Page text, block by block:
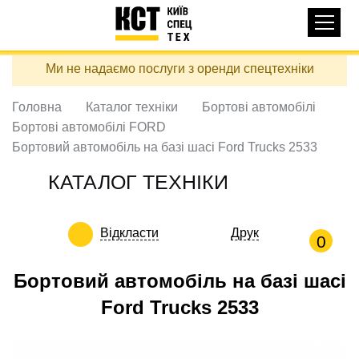
Перейти
вмісту
навигация
КАТАЛОГ ТЕХНІКИ
ДОСТАВКА ТА ОПЛАТА
ПРО НАС
ВІДГУКИ
ПОДЗВОНИТИ
Контактні телефони:
Ми не надаємо послуги з оренди спецтехніки
Головна Каталог техніки
Бортові автомобілі
Бортові автомобілі FORD
Бортовий автомобіль на базі шасі Ford Trucks 2533
КАТАЛОГ ТЕХНІКИ
Відкласти Друк 0
Бортовий автомобіль на базі шасі
Ford Trucks 2533